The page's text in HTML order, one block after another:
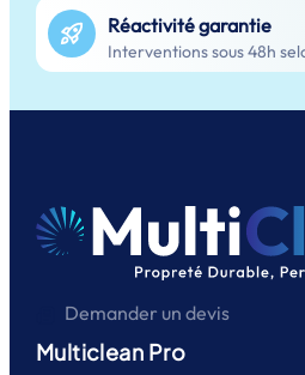
Réactivité garantie
Interventions sous 48h
Demander un devis
Multiclean Pro